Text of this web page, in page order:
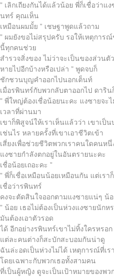
” เลิกเถียงกันได้แล้วน้อย พี่ก็เชื่อว่าแ
นทร์ คุณเห็น
เหมือนผมมั้ย ” เชษฐาพูดแล้วถาม
” ผมยังขอไม่สรุปครับ รอให้เหตุการ
นี้ทุกคนช่วย
สำรวจสิ่งของ ไม่ว่าจะเป็นของส่วน
หายไปอีกบ้างหรือเปล่า ” พูดจบก็
ชักชวนบุญคำออกไปนอกเต็นท์
เมื่อรพินทร์กับพวกลับตาออกไป ดาริน
” พี่ใหญ่ต้องเชื่อน้อยนะคะ แงซายจะ
เวลาที่ผ่านมา
เขาก็พิสูจน์ให้เราเห็นแล้วว่า เขาเ
เช่นไร หลายครั้งที่เขาเอาชีวิตเข้า
เสี่ยงเพื่อช่วยชีวิตพวกเราคนใดคนห
แงซายกำลังตกอยู่ในอันตรายนะคะ
เชื่อน้อยเถอะคะ ”
” พี่ก็เชื่อเหมือนน้อยเหมือนกัน แต่เร
เชื่อว่ารพินทร์
คงจะตัดสินใจออกตามแงซายแน่ๆ น้อ
” น้อย เธอไม่ต้องเป็นห่วงแงซายนัก
มันต้องเอาตัวรอด
ได้ อีกอย่างรพินทร์เขาไม่ทิ้งใครหรอ
แต่ละคนต่างก็สะบักสะบอมกันน่าดู
ฉันล่ะอดเป็นห่วงไม่ได้ เหตุการณ์ที่เ
โดยเฉพาะกับพวกเธอทั้งสามคน
ที่เป็นผู้หญิง ดูจะเป็นเป้าหมายของพ